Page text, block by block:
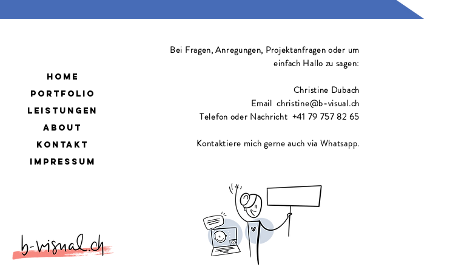
Home
Portfolio
leistungen
about
kontakt
impressum
Bei Fragen, Anregungen, Projektanfragen oder um
einfach Hallo zu sagen:
Christine Dubach
Email christine@b-visual.ch
Telefon oder Nachricht +41 79 757 82 65
Kontaktiere mich gerne auch via Whatsapp.
Let's chat!